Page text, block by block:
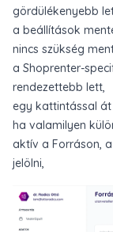
gördülékenyebb
a beállítások
nincs szükség
a Shoprenter-
rendezettebb lett,
egy kattintással át
ha valamilyen
aktív a Forráson,
jelölni,